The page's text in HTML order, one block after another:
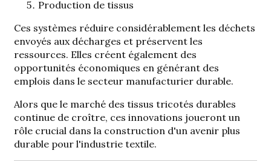
Production de tissus
Ces systèmes réduire considérablement les déchets
envoyés aux décharges et préservent les
ressources. Elles créent également des
opportunités économiques en générant des
emplois dans le secteur manufacturier durable.
Alors que le marché des tissus tricotés durables
continue de croître, ces innovations joueront un
rôle crucial dans la construction d'un avenir plus
durable pour l'industrie textile.